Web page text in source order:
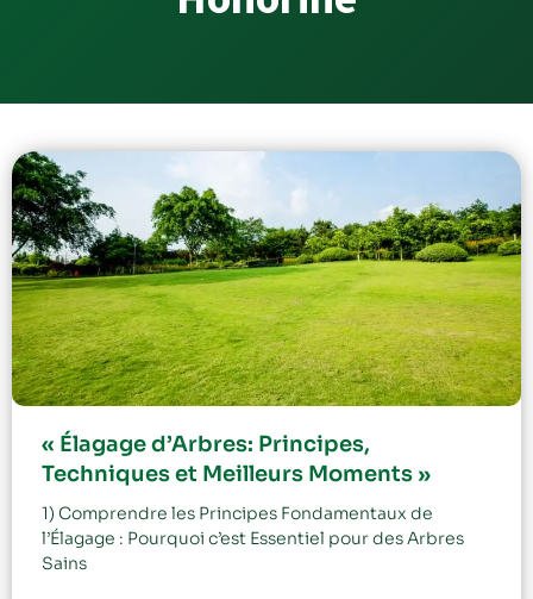
« Élagage d’Arbres: Principes,
Techniques et Meilleurs Moments »
1) Comprendre les Principes Fondamentaux de
l’Élagage : Pourquoi c’est Essentiel pour des Arbres
Sains